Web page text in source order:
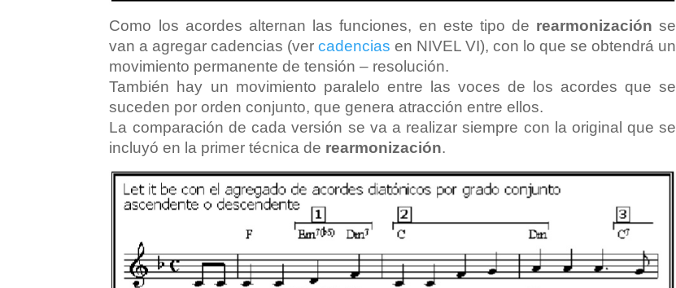
Como los acordes alternan las funciones, en este tipo de rearmonización se
van a agregar cadencias (vercadencias en NIVEL VI), con lo que se obtendrá un
movimiento permanente de tensión – resolución.
También hay un movimiento paralelo entre las voces de los acordes que se
suceden por orden conjunto, que genera atracción entre ellos.
La comparación de cada versión se va a realizar siempre con la original que se
incluyó en la primer técnica de rearmonización.